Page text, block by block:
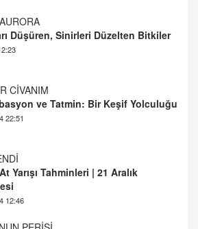
CİVANIM
12:46
PERİSİ
Bir Cinsel Yaşam ile İlgili Bilinmesi
13:16